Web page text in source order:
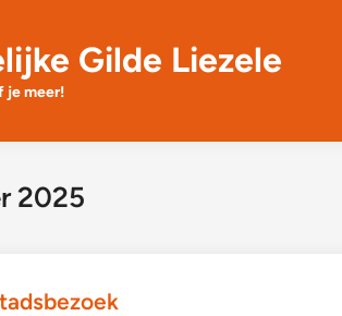
Gilde Liezele
je meer!
2025